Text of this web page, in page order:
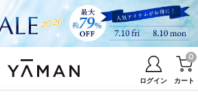
ログイン カート
0